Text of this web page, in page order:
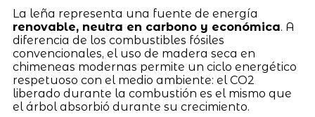
La leña representa una fuente de energía
renovable, neutra en carbono y económica. A
diferencia de los combustibles fósiles
convencionales, el uso de madera seca en
chimeneas modernas permite un ciclo energético
respetuoso con el medio ambiente: el CO2
liberado durante la combustión es el mismo que
el árbol absorbió durante su crecimiento.